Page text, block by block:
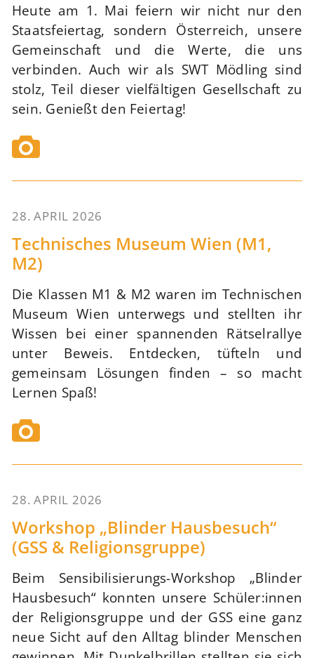
Heute am 1. Mai feiern wir nicht nur den
Staatsfeiertag, sondern Österreich, unsere
Gemeinschaft und die Werte, die uns
verbinden. Auch wir als SWT Mödling sind
stolz, Teil dieser vielfältigen Gesellschaft zu
sein. Genießt den Feiertag!
28. APRIL 2026
Technisches Museum Wien (M1,
M2)
Die Klassen M1 & M2 waren im Technischen
Museum Wien unterwegs und stellten ihr
Wissen bei einer spannenden Rätselrallye
unter Beweis. Entdecken, tüfteln und
gemeinsam Lösungen finden – so macht
Lernen Spaß!
28. APRIL 2026
Workshop „Blinder Hausbesuch“
(GSS & Religionsgruppe)
Beim Sensibilisierungs-Workshop „Blinder
Hausbesuch“ konnten unsere Schüler:innen
der Religionsgruppe und der GSS eine ganz
neue Sicht auf den Alltag blinder Menschen